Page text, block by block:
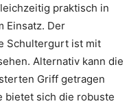
praktisch in
Einsatz. Der
Schultergurt ist mit
Alternativ kann die
Griff getragen
bietet sich die robuste